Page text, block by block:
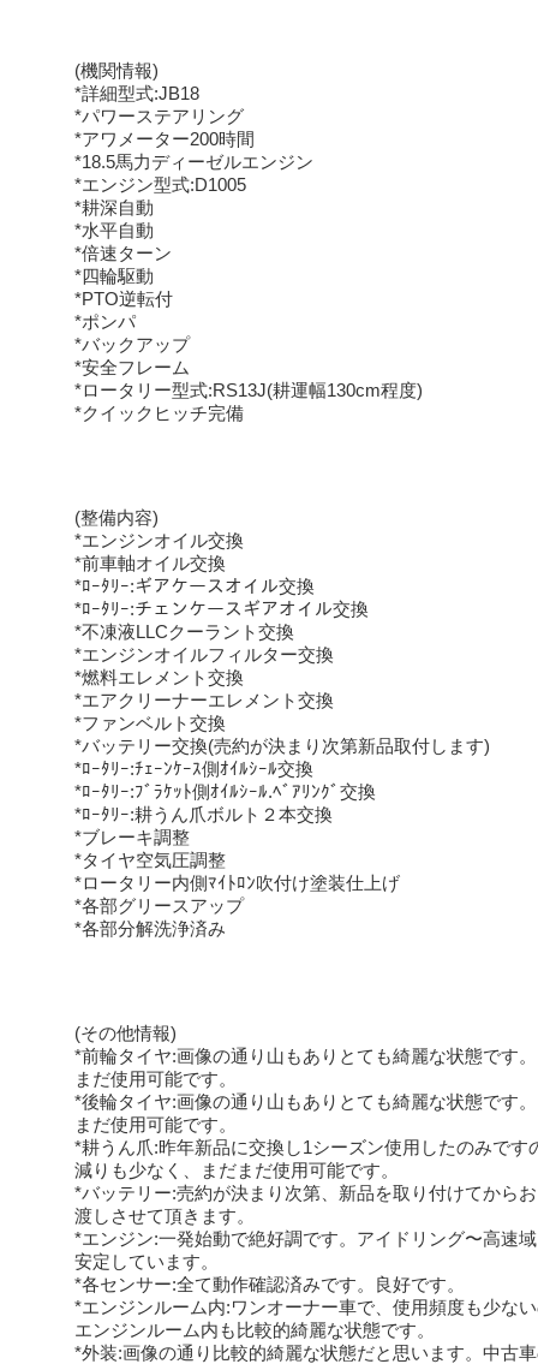
(機関情報)
*詳細型式:JB18
*パワーステアリング
*アワメーター200時間
*18.5馬力ディーゼルエンジン
*エンジン型式:D1005
*耕深自動
*水平自動
*倍速ターン
*四輪駆動
*PTO逆転付
*ポンパ
*バックアップ
*安全フレーム
*ロータリー型式:RS13J(耕運幅130cm程度)
*クイックヒッチ完備
(整備内容)
*エンジンオイル交換
*前車軸オイル交換
*ﾛｰﾀﾘｰ:ギアケースオイル交換
*ﾛｰﾀﾘｰ:チェンケースギアオイル交換
*不凍液LLCクーラント交換
*エンジンオイルフィルター交換
*燃料エレメント交換
*エアクリーナーエレメント交換
*ファンベルト交換
*バッテリー交換(売約が決まり次第新品取付します)
*ﾛｰﾀﾘｰ:ﾁｪｰﾝｹｰｽ側ｵｲﾙｼｰﾙ交換
*ﾛｰﾀﾘｰ:ﾌﾞﾗｹｯﾄ側ｵｲﾙｼｰﾙ.ﾍﾞｱﾘﾝｸﾞ交換
*ﾛｰﾀﾘｰ:耕うん爪ボルト２本交換
*ブレーキ調整
*タイヤ空気圧調整
*ロータリー内側ﾏｲﾄﾛﾝ吹付け塗装仕上げ
*各部グリースアップ
*各部分解洗浄済み
(その他情報)
*前輪タイヤ:画像の通り山もありとても綺麗な状態です
まだ使用可能です。
*後輪タイヤ:画像の通り山もありとても綺麗な状態です
まだ使用可能です。
*耕うん爪:昨年新品に交換し1シーズン使用したのみです
減りも少なく、まだまだ使用可能です。
*バッテリー:売約が決まり次第、新品を取り付けてから
渡しさせて頂きます。
*エンジン:一発始動で絶好調です。アイドリング〜高速
安定しています。
*各センサー:全て動作確認済みです。良好です。
*エンジンルーム内:ワンオーナー車で、使用頻度も少な
エンジンルーム内も比較的綺麗な状態です。
*外装:画像の通り比較的綺麗な状態だと思います。中古